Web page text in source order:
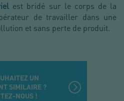
est bridé sur le corps de la
de travailler dans une
et sans perte de produit.
UN
SIMILAIRE ?
NOUS !